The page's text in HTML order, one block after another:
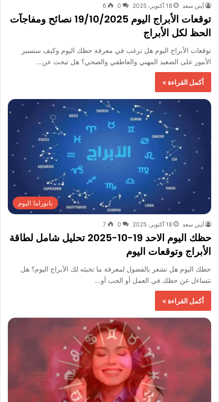
أيتن سعد 18 أكتوبر، 2025 0
6
توقعات الأبراج اليوم 19/10/2025 نصائح ومفاجآت
الحظ لكل الأبراج
توقعات الأبراج اليوم هل ترغب في معرفة حظك اليوم وكيف ستسير
الأمور على الصعيد المهني والعاطفي والصحي؟ هل تبحث عن…
أكمل القراءة »
بانوراما اليوم
أيتن سعد 18 أكتوبر، 2025 0
7
حظك اليوم الاحد 19-10-2025 تحليل شامل لطاقة
الأبراج وتوقعات اليوم
حظك اليوم هل تشعر بالفضول لمعرفة ما تخبئه لك الأبراج اليوم؟ هل
تتساءل عن حظك في العمل أو الحب أو…
أكمل القراءة »